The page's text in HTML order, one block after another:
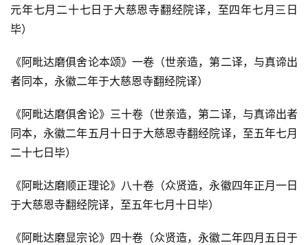
元年七月二十七日于大慈恩寺翻经院译，至四年七月三日
毕）
《阿毗达磨俱舍论本颂》一卷（世亲造，第二译，与真谛出
者同本，永徽二年于大慈恩寺翻经院译）
《阿毗达磨俱舍论》三十卷（世亲造，第二译，与真谛出者
同本，永徽二年五月十日于大慈恩寺翻经院译，至五年七月
二十七日毕）
《阿毗达磨顺正理论》八十卷（众贤造，永徽四年正月一日
于大慈恩寺翻经院译，至五年七月十日毕）
《阿毗达磨显宗论》四十卷（众贤造，永徽二年四月五日于